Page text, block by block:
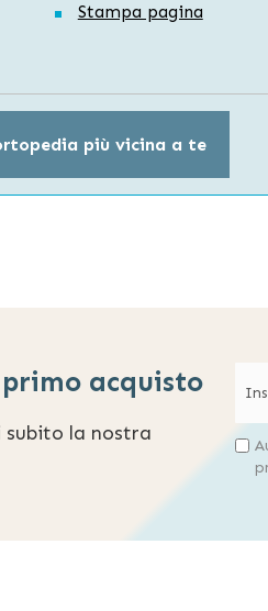
Stampa pagina
più vicina a te
primo acquisto
la nostra